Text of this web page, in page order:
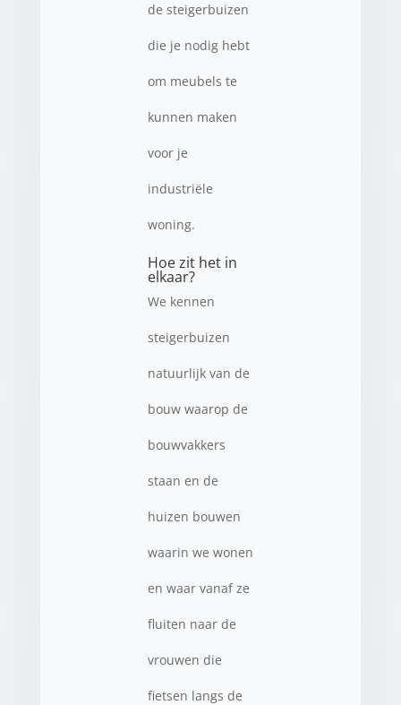
de steigerbuizen
die je nodig hebt
om meubels te
kunnen maken
voor je
industriële
woning.
Hoe zit het in
elkaar?
We kennen
steigerbuizen
natuurlijk van de
bouw waarop de
bouwvakkers
staan en de
huizen bouwen
waarin we wonen
en waar vanaf ze
fluiten naar de
vrouwen die
fietsen langs de